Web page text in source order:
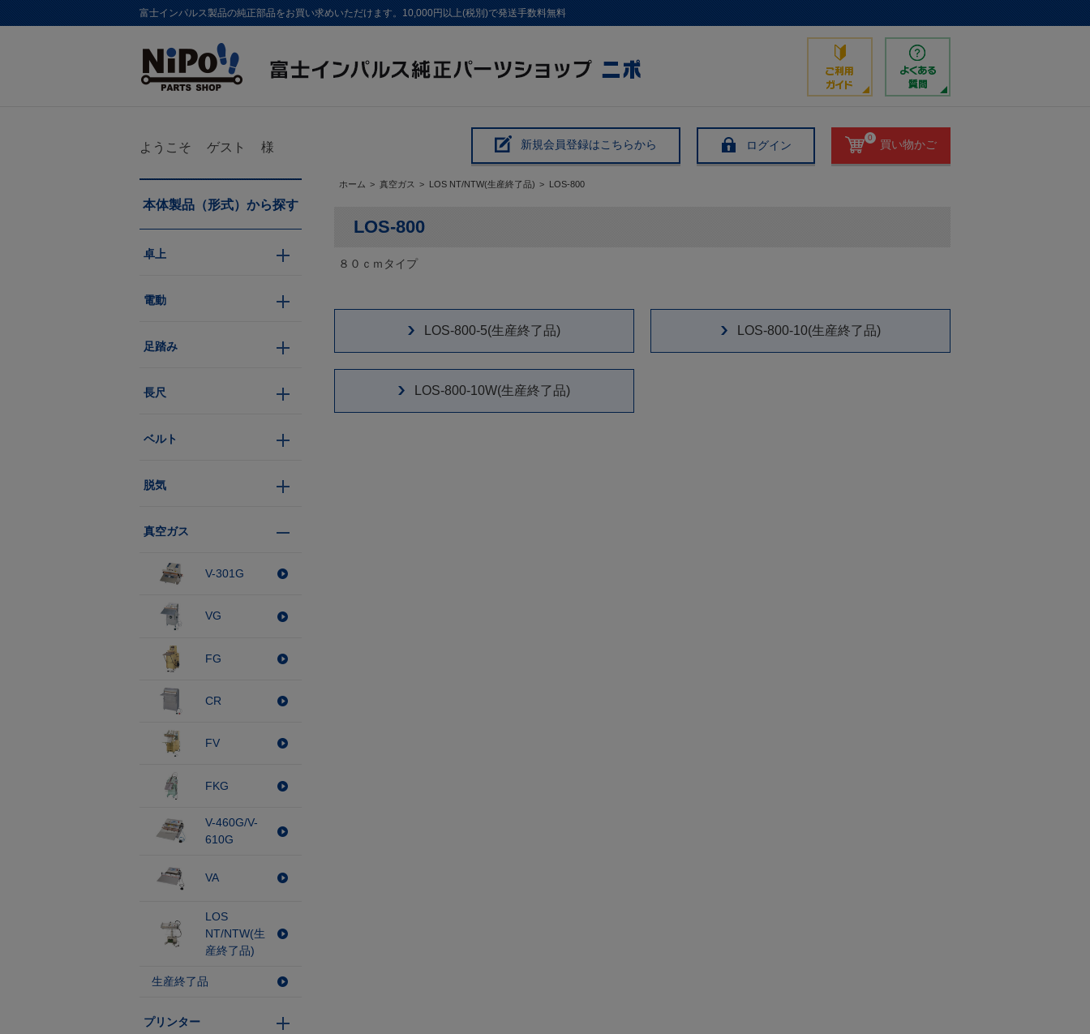
富士インパルス製品の純正部品をお買い求めいただけます。10,000円以上(税別)で発送手数料無料
ようこそ ゲスト 様 新規会員登録はこちらから ログイン
0
買い物かご
ホーム > 真空ガス > LOS NT/NTW(生産終了品) > LOS-800
LOS-800
８０ｃｍタイプ
LOS-800-5(生産終了品) LOS-800-10(生産終了品)
LOS-800-10W(生産終了品)
本体製品（形式）から探す
卓上
電動
足踏み
長尺
ベルト
脱気
真空ガス
V-301G
VG
FG
CR
FV
FKG
V-460G/V-
610G
VA
LOS
NT/NTW(生
産終了品)
生産終了品
プリンター